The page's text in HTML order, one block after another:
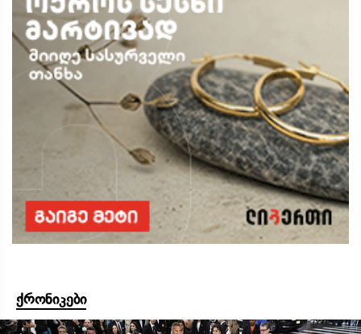
ქრონიკები